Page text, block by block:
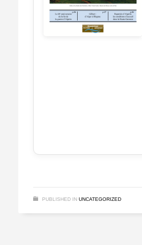
PUBLISHED IN UNCATEGORIZED